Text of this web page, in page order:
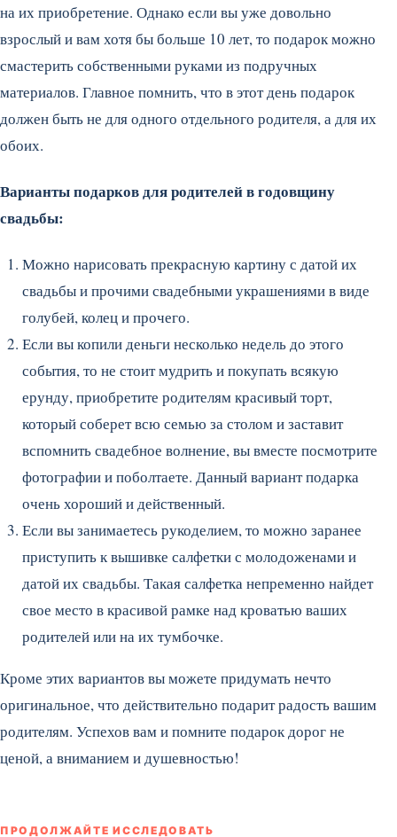
на их приобретение. Однако если вы уже довольно
взрослый и вам хотя бы больше 10 лет, то подарок можно
смастерить собственными руками из подручных
материалов. Главное помнить, что в этот день подарок
должен быть не для одного отдельного родителя, а для их
обоих.
Варианты подарков для родителей в годовщину
свадьбы:
Можно нарисовать прекрасную картину с датой их
свадьбы и прочими свадебными украшениями в виде
голубей, колец и прочего.
Если вы копили деньги несколько недель до этого
события, то не стоит мудрить и покупать всякую
ерунду, приобретите родителям красивый торт,
который соберет всю семью за столом и заставит
вспомнить свадебное волнение, вы вместе посмотрите
фотографии и поболтаете. Данный вариант подарка
очень хороший и действенный.
Если вы занимаетесь рукоделием, то можно заранее
приступить к вышивке салфетки с молодоженами и
датой их свадьбы. Такая салфетка непременно найдет
свое место в красивой рамке над кроватью ваших
родителей или на их тумбочке.
Кроме этих вариантов вы можете придумать нечто
оригинальное, что действительно подарит радость вашим
родителям. Успехов вам и помните подарок дорог не
ценой, а вниманием и душевностью!
ПРОДОЛЖАЙТЕ ИССЛЕДОВАТЬ